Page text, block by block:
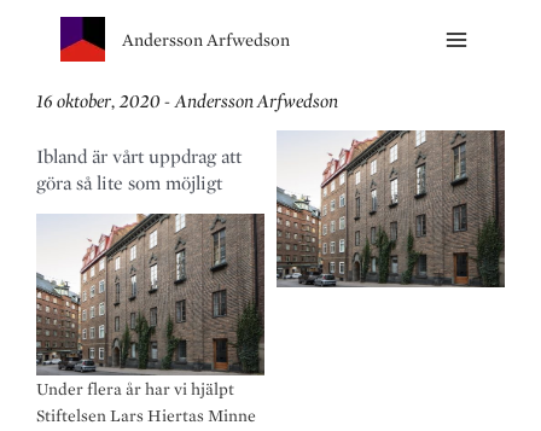
Andersson Arfwedson
16 oktober, 2020 - Andersson Arfwedson
Ibland är vårt uppdrag att
göra så lite som möjligt
Under flera år har vi hjälpt
Stiftelsen Lars Hiertas Minne